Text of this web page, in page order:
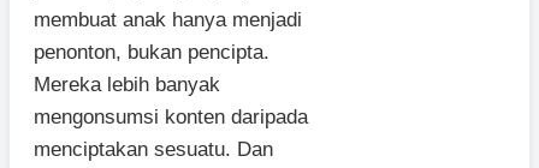
membuat anak hanya menjadi
penonton, bukan pencipta.
Mereka lebih banyak
mengonsumsi konten daripada
menciptakan sesuatu. Dan